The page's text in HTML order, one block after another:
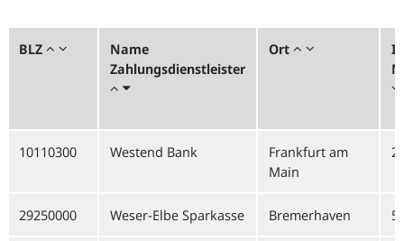
BLZ
Name
Zahlungsdienstleister
Ort
10110300 Westend Bank
Frankfurt am
Main
29250000 Weser-Elbe Sparkasse Bremerhaven